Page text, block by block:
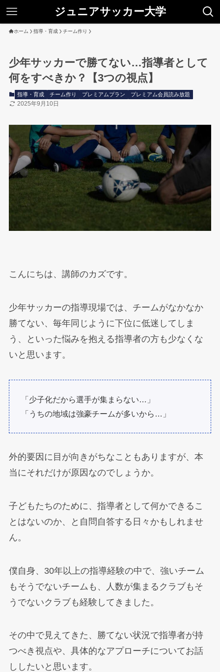
ジュニアサッカー大学
ホーム 指導・育成 チーム作り
少年サッカーで勝てない…指導者として
何をすべきか？【3つの視点】
指導・育成 チーム作り プレミアムプラン プレミアム会員読み放題
2025年9月10日
こんにちは、講師のカズです。
少年サッカーの指導現場では、チームがなかなか
勝てない、毎年同じように下位に低迷してしま
う、といった悩みを抱える指導者の方も少なくな
いと思います。
「少子化だから選手が集まらない…」
「うちの地域は強豪チームが多いから…」
外的要因に目が向きがちなこともありますが、本
当にそれだけが原因なのでしょうか。
子どもたちのために、指導者として何かできるこ
とはないのか、と自問自答する日々かもしれませ
ん。
僕自身、30年以上の指導経験の中で、強いチーム
もそうでないチームも、人数が集まるクラブもそ
うでないクラブも経験してきました。
その中で見えてきた、勝てない状況で指導者が持
つべき視点や、具体的なアプローチについてお話
ししたいと思います。